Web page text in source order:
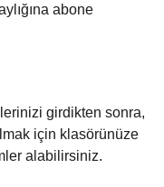
abone
girdikten sonra,
için klasörünüze
alabilirsiniz.